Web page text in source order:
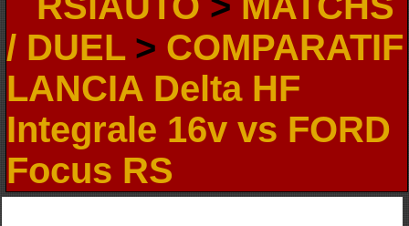
/ DUEL> COMPARATIF
LANCIA Delta HF
Integrale 16v vs FORD
Focus RS